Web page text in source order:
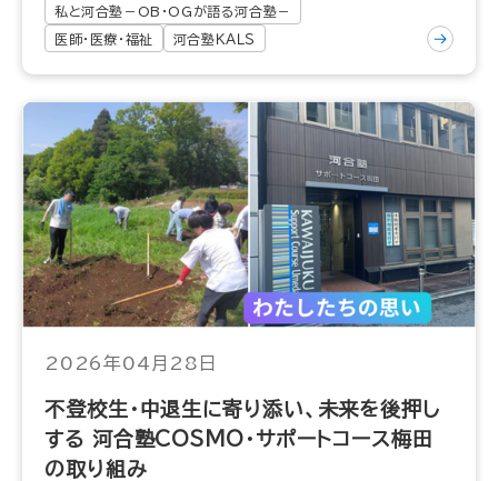
私と河合塾－OB・OGが語る河合塾－
医師・医療・福祉 河合塾ＫＡＬＳ
2026年04月28日
不登校生・中退生に寄り添い、未来を後押し
する 河合塾COSMO・サポートコース梅田
の取り組み